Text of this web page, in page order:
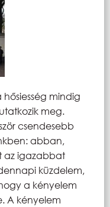
mindig
meg.
csendesebb
abban,
az igazabbat
küzdelem,
a kényelem
A kényelem